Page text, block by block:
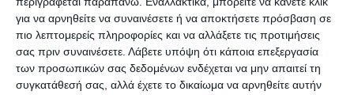
για να αρνηθείτε να συναινέσετε ή να αποκτήσετε πρόσβαση σε
πιο λεπτομερείς πληροφορίες και να αλλάξετε τις προτιμήσεις
σας πριν συναινέσετε. Λάβετε υπόψη ότι κάποια επεξεργασία
των προσωπικών σας δεδομένων ενδέχεται να μην απαιτεί τη
συγκατάθεσή σας, αλλά έχετε το δικαίωμα να αρνηθείτε αυτήν